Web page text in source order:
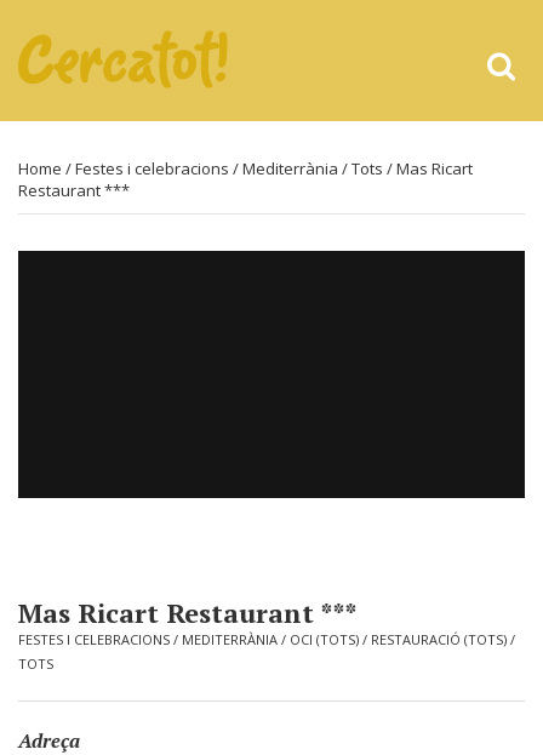
Home /Festes i celebracions /Mediterrània /Tots / Mas Ricart
Restaurant ***
Mas Ricart Restaurant ***
FESTES I CELEBRACIONS / MEDITERRÀNIA / OCI (TOTS) / RESTAURACIÓ (TOTS) /
TOTS
Adreça